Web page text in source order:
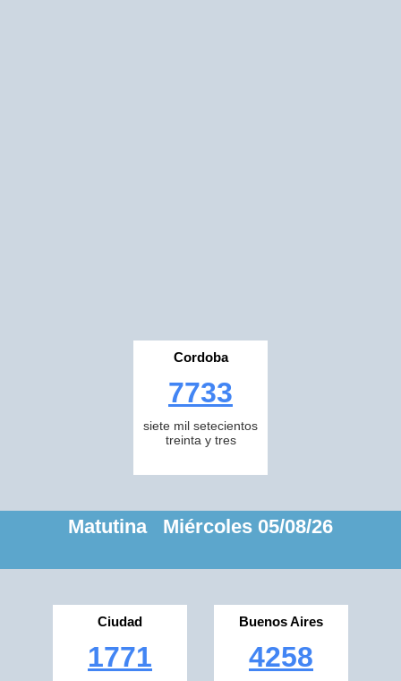
Cordoba
7733
siete mil setecientos
treinta y tres
Matutina Miércoles 05/08/26
Ciudad
1771
Buenos Aires
4258